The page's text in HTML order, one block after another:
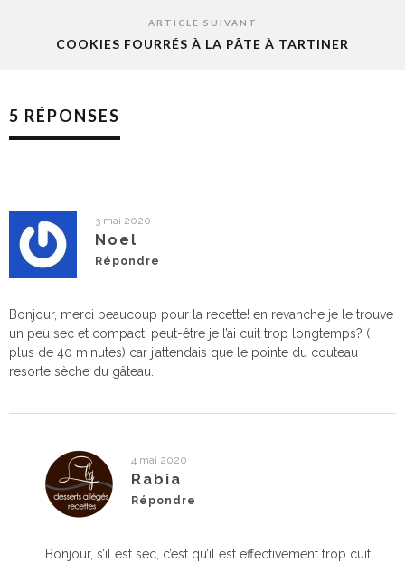
ARTICLE SUIVANT
COOKIES FOURRÉS À LA PÂTE À TARTINER
5 RÉPONSES
3 mai 2020
Noel
Répondre
Bonjour, merci beaucoup pour la recette! en revanche je le trouve
un peu sec et compact, peut-être je l’ai cuit trop longtemps? (
plus de 40 minutes) car j’attendais que le pointe du couteau
resorte sèche du gâteau.
4 mai 2020
Rabia
Répondre
Bonjour, s’il est sec, c’est qu’il est effectivement trop cuit.